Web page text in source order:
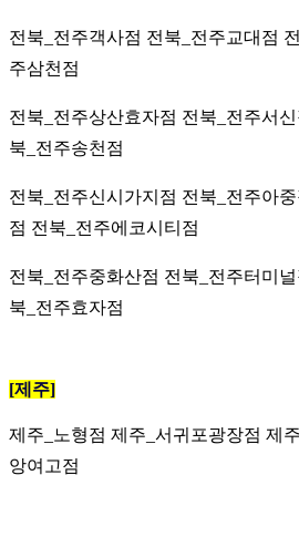
전북_전주객사점 전북_전주교대점
주삼천점
전북_전주상산효자점 전북_전주서
북_전주송천점
전북_전주신시가지점 전북_전주아
점 전북_전주에코시티점
전북_전주중화산점 전북_전주터미
북_전주효자점
[제주]
제주_노형점 제주_서귀포광장점 제
앙여고점